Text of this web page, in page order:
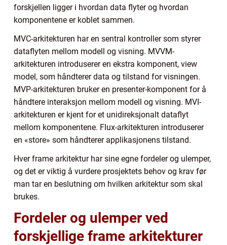
forskjellen ligger i hvordan data flyter og hvordan
komponentene er koblet sammen.
MVC-arkitekturen har en sentral kontroller som styrer
dataflyten mellom modell og visning. MVVM-
arkitekturen introduserer en ekstra komponent, view
model, som håndterer data og tilstand for visningen.
MVP-arkitekturen bruker en presenter-komponent for å
håndtere interaksjon mellom modell og visning. MVI-
arkitekturen er kjent for et unidireksjonalt dataflyt
mellom komponentene. Flux-arkitekturen introduserer
en «store» som håndterer applikasjonens tilstand.
Hver frame arkitektur har sine egne fordeler og ulemper,
og det er viktig å vurdere prosjektets behov og krav før
man tar en beslutning om hvilken arkitektur som skal
brukes.
Fordeler og ulemper ved
forskjellige frame arkitekturer